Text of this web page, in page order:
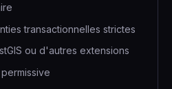
transactionnelles strictes
ou d'autres extensions